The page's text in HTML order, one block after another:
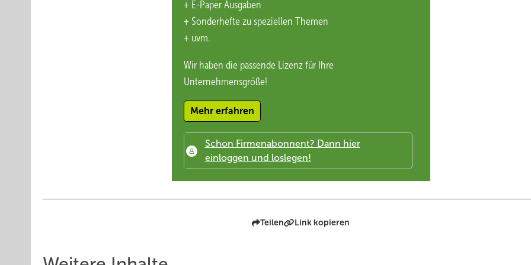
Es muss einfacher werden, Batteriespeicher zu installieren. Nicht mehr das Netz gibt den Takt vor, sondern Speicher.
Überall werden Akkus installiert, von Balkonanlagen bis zu Solarparks.
In diesem Jahr stehen Speichersysteme einmal mehr im Mittelpunkt der Messe. Darauf dürfen wir uns freuen!
https://www.photovoltaik.eu/solarspeicher
+ E-Paper Ausgaben
+ Sonderhefte zu speziellen Themen
+ uvm.
Wir haben die passende Lizenz für Ihre
Unternehmensgröße!
Mehr erfahren
Teilen Link kopieren